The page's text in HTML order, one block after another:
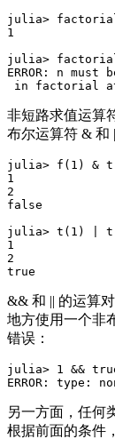
julia>
1
julia>
ERROR: n must
非短路求值运算
布尔运算符 & 和 |
julia> f(1) &
1
2
false
julia> t(1) |
1
2
&& 和 || 的运算
地方使用一个非
错误：
julia> 1 &&
另一方面，任何
根据前面的条件